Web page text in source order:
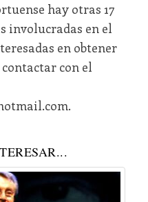
hay otras 17
involucradas en el
en obtener
con el